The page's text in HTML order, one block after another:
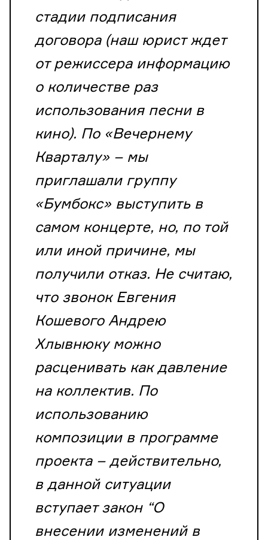
стадии подписания
договора (наш юрист ждет
от режиссера информацию
о количестве раз
использования песни в
кино). По «Вечернему
Кварталу» – мы
приглашали группу
«Бумбокс» выступить в
самом концерте, но, по той
или иной причине, мы
получили отказ. Не считаю,
что звонок Евгения
Кошевого Андрею
Хлывнюку можно
расценивать как давление
на коллектив. По
использованию
композиции в программе
проекта – действительно,
в данной ситуации
вступает закон “О
внесении изменений в